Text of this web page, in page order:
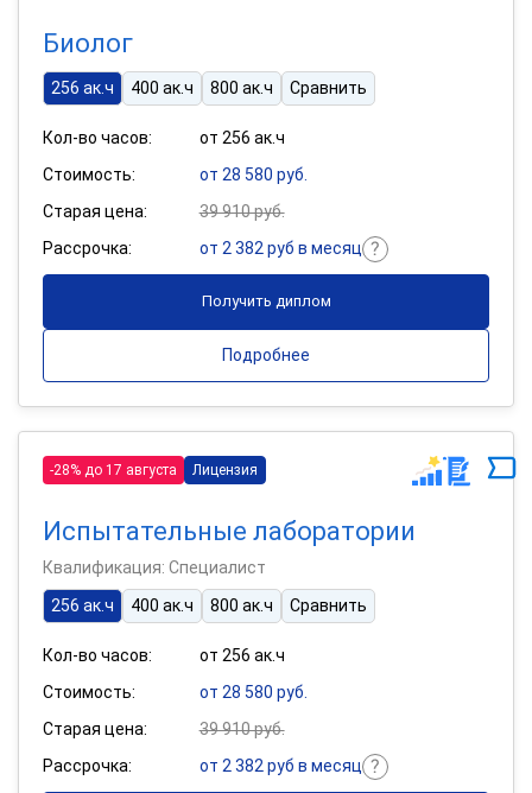
Биолог
256 ак.ч 400 ак.ч 800 ак.ч Сравнить
Кол-во часов:
от 256 ак.ч
Стоимость:
от 28 580 руб.
Старая цена:
39 910 руб.
Рассрочка:
от 2 382 руб в месяц
Получить диплом
Подробнее
-28% до 17 августа Лицензия
Испытательные лаборатории
Квалификация: Специалист
256 ак.ч
400 ак.ч 800 ак.ч Сравнить
Кол-во часов:
от 256 ак.ч
Стоимость:
от 28 580 руб.
Старая цена:
39 910 руб.
Рассрочка:
от 2 382 руб в месяц